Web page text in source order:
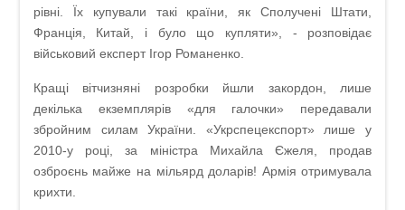
рівні. Їх купували такі країни, як Сполучені Штати,
Франція, Китай, і було що купляти», - розповідає
військовий експерт Ігор Романенко.
Кращі вітчизняні розробки йшли закордон, лише
декілька екземплярів «для галочки» передавали
збройним силам України. «Укрспецекспорт» лише у
2010-у році, за міністра Михайла Єжеля, продав
озброєнь майже на мільярд доларів! Армія отримувала
крихти.